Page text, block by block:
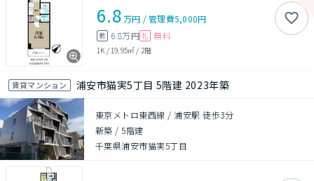
6.8万円 /管理費5,000円
敷 6.8万円 礼 無料
1K / 19.95㎡ / 2階
賃貸マンション 浦安市猫実5丁目 5階建 2023年築
東京メトロ東西線 / 浦安駅 徒歩3分
新築 /5階建
千葉県浦安市猫実5丁目